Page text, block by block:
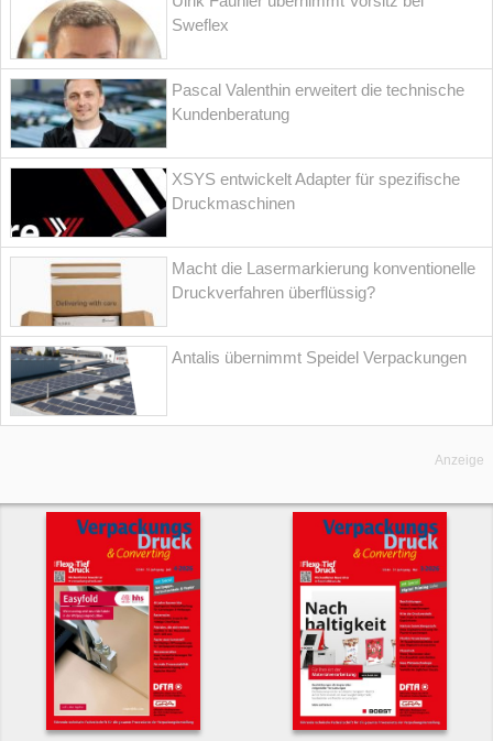
Sweflex
Pascal Valenthin erweitert die technische
Kundenberatung
XSYS entwickelt Adapter für spezifische
Druckmaschinen
Macht die Lasermarkierung konventionelle
Druckverfahren überflüssig?
Antalis übernimmt Speidel Verpackungen
Anzeige